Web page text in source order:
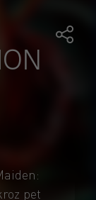
pet